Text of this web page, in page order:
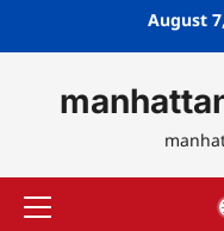
August
Primary